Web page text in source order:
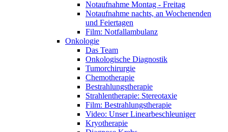
Notaufnahme Montag - Freitag
Notaufnahme nachts, an Wochenenden
und Feiertagen
Film: Notfallambulanz
Onkologie
Das Team
Onkologische Diagnostik
Tumorchirurgie
Chemotherapie
Bestrahlungstherapie
Strahlentherapie: Stereotaxie
Film: Bestrahlungstherapie
Video: Unser Linearbeschleuniger
Kryotherapie